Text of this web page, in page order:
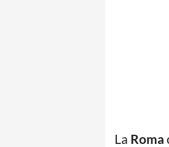
La Roma